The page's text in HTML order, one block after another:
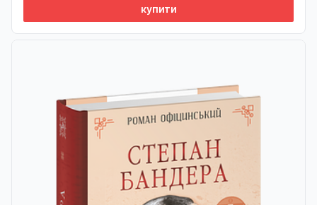
купити